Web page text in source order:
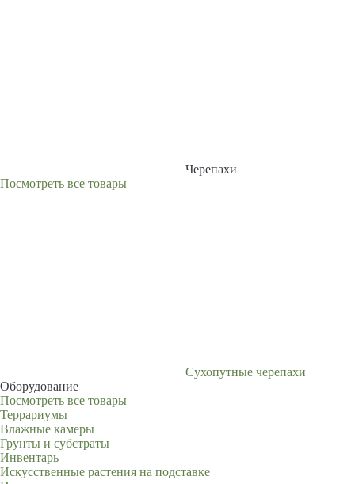
Черепахи
Посмотреть все товары
Сухопутные черепахи
Оборудование
Посмотреть все товары
Террариумы
Влажные камеры
Грунты и субстраты
Инвентарь
Искусственные растения на подставке